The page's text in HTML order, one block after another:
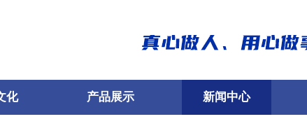
化 产品展示 新闻中心